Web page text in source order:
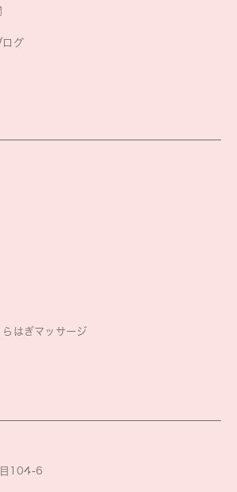
ログ
はぎマッサージ
目104-6